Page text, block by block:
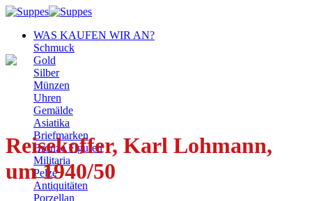
Zum
springenWAS KAUFEN WIR AN?
Schmuck
Gold
Silber
Münzen
Uhren
Gemälde
Asiatika
Briefmarken
Bronze Figuren
Militaria
Pelze
Antiquitäten
Porzellan
Reisekoffer, Karl Lohmann,
um 1940/50